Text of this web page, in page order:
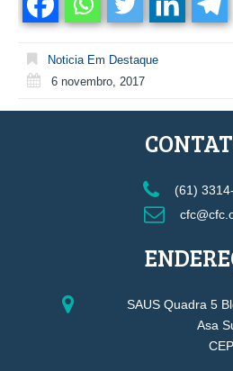
Noticia Em Destaque
6 novembro, 2017
(61)
SAUS Quadra 5
Asa